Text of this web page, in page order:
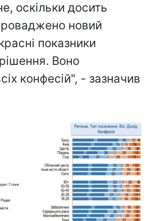
оскільки досить
новий
показники
Воно
конфесій", - зазначив